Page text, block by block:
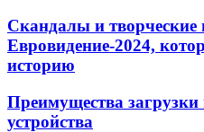
Скандалы и творческие
Евровидение-2024,
историю
Преимущества
устройства